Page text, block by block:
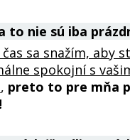
to nie sú iba
čas sa snažím, aby
spokojní s
, preto to pre mňa